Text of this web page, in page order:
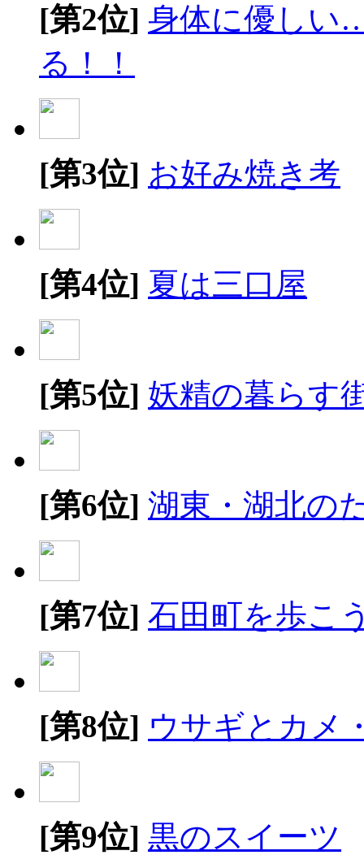
[第2位] 身体に優しい
る！！
[第3位] お好み焼き考
[第4位] 夏は三口屋
[第5位] 妖精の暮らす
[第6位] 湖東・湖北の
[第7位] 石田町を歩こ
[第8位] ウサギとカメ
[第9位] 黒のスイーツ